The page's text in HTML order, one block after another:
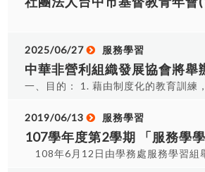
書。三、服務時數八千小時以上者，頒
出申請，檢附相關證明文件，於每年5
運用單位，並由運用單位於6月30日前
之全國志願服務資訊整合系統（以下
屬地方目的事業主管機關之運用單位，
訊系統申請，由中央目的事業主管機關
前揭目的事業主管機關受理後，應於7
於全國資訊系統研提意見及彙整造冊
2025/06/27 服務學習
一、目的： 1. 藉由制度化的教育訓練
員正確志工服務觀念、加強志工團隊理
力課程與服務分享，增進志工服務知能
能量、提升服務成效。 3. 讓志工實地
2019/06/13 服務學習
108年6月12日由學務處服務學習組